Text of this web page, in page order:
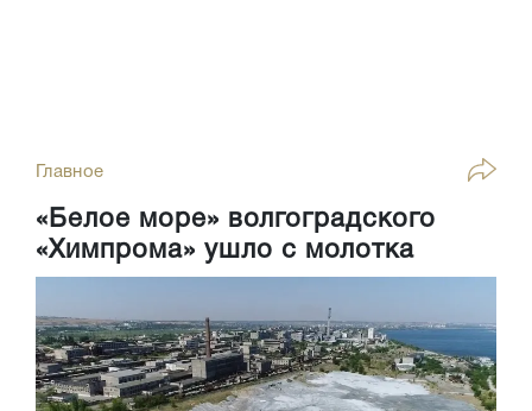
Главное
«Белое море» волгоградского
«Химпрома» ушло с молотка